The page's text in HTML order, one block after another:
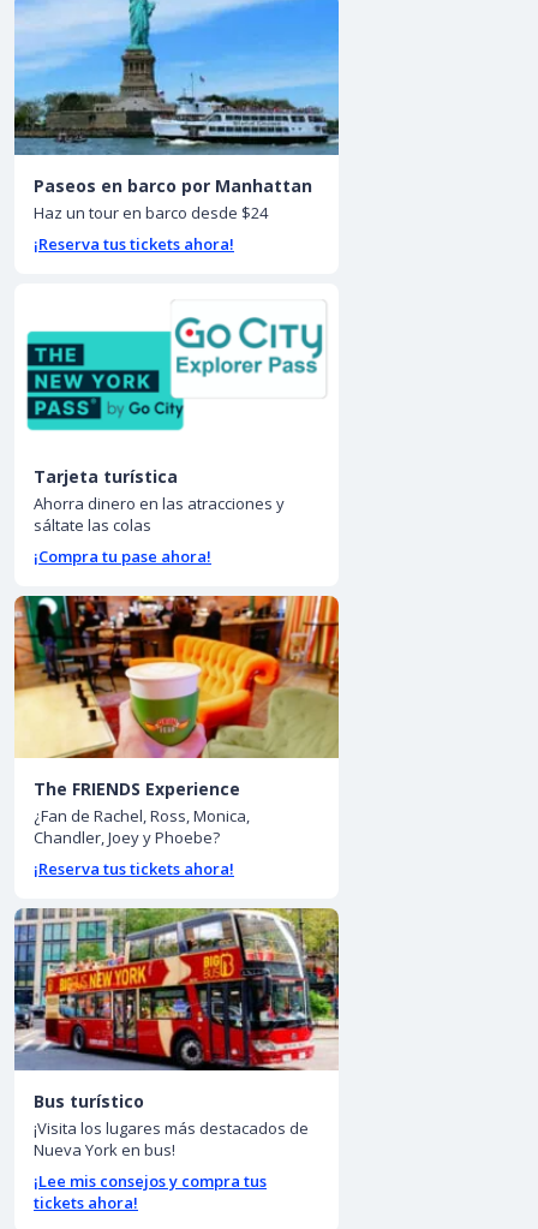
Paseos en barco por Manhattan
Haz un tour en barco desde $24
¡Reserva tus tickets ahora!
Tarjeta turística
Ahorra dinero en las atracciones y
sáltate las colas
¡Compra tu pase ahora!
The FRIENDS Experience
¿Fan de Rachel, Ross, Monica,
Chandler, Joey y Phoebe?
¡Reserva tus tickets ahora!
Bus turístico
¡Visita los lugares más destacados de
Nueva York en bus!
¡Lee mis consejos y compra tus
tickets ahora!